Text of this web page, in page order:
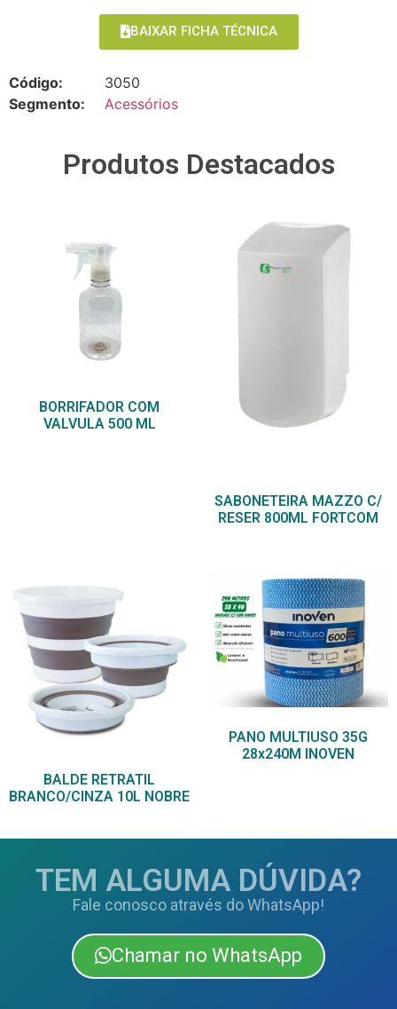
BAIXAR FICHA TÉCNICA
Código:
3050
Segmento:
Acessórios
Produtos Destacados
BORRIFADOR COM
VALVULA 500 ML
SABONETEIRA MAZZO C/
RESER 800ML FORTCOM
BALDE RETRATIL
BRANCO/CINZA 10L NOBRE
PANO MULTIUSO 35G
28x240M INOVEN
TEM ALGUMA DÚVIDA?
Fale conosco através do WhatsApp!
Chamar no WhatsApp